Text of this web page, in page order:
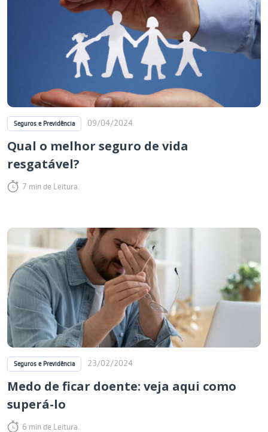
Seguros e Previdência 09/04/2024
Qual o melhor seguro de vida
resgatável?
7 min de Leitura.
Seguros e Previdência 23/02/2024
Medo de ficar doente: veja aqui como
superá-lo
6 min de Leitura.